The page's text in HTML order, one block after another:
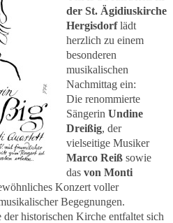
der St. Ägidiuskirche
Hergisdorflädt
herzlich zu einem
besonderen
musikalischen
Nachmittag ein:
Die renommierte
Sängerin Undine
Dreißig, der
vielseitige Musiker
Marco Reißsowie
das von Monti
Konzert voller
Begegnungen.
der historischen Kirche entfaltet sich